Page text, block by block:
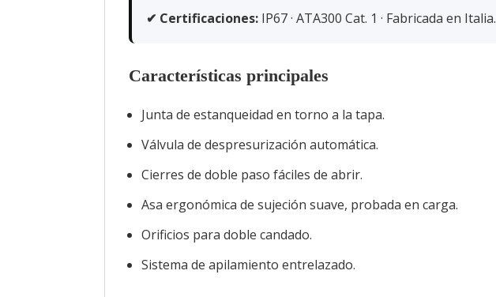
✔ Certificaciones: IP67 · ATA300 Cat. 1 · Fabricada en Italia.
Características principales
Junta de estanqueidad en torno a la tapa.
Válvula de despresurización automática.
Cierres de doble paso fáciles de abrir.
Asa ergonómica de sujeción suave, probada en carga.
Orificios para doble candado.
Sistema de apilamiento entrelazado.